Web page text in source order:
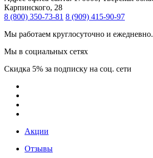
Карпинского, 28
8 (800) 350-73-81 8 (909) 415-90-97
Мы работаем круглосуточно и ежедневно.
Мы в социальных сетях
Скидка 5% за подписку на соц. сети
Акции
Отзывы